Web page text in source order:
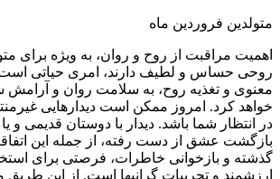
متولدین فروردین ماه
اهمیت مراقبت از روح و روان، به ویژه برای
روحی حساس و لطیف دارند، امری حیاتی است.
معنوی و تغذیه روح، به سلامت روان و آرامش
خواهد کرد. امروز ممکن است دیدارهایی
در انتظار شما باشد. دیدار با دوستان قدیمی و
بازگشت عشق از دست رفته، از جمله این
گذشته و بازخوانی خاطرات، فرصتی برای
ارزشمند و تجربیات گرانبها است. از این طریق